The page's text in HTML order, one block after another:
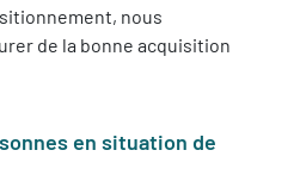
nous
de la bonne acquisition
en situation de